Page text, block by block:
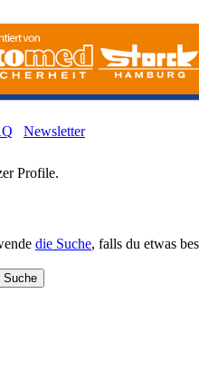
Newsletter
Profile.
die Suche, falls du etwas